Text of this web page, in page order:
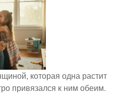
которая одна растит
привязался к ним обеим.